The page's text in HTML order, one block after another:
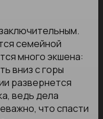
семейной
много экшена:
вниз с горы
развернется
ведь дела
что спасти